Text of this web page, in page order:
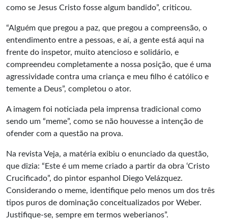
como se Jesus Cristo fosse algum bandido”, criticou.
“Alguém que pregou a paz, que pregou a compreensão, o
entendimento entre a pessoas, e aí, a gente está aqui na
frente do inspetor, muito atencioso e solidário, e
compreendeu completamente a nossa posição, que é uma
agressividade contra uma criança e meu filho é católico e
temente a Deus”, completou o ator.
A imagem foi noticiada pela imprensa tradicional como
sendo um “meme”, como se não houvesse a intenção de
ofender com a questão na prova.
Na revista Veja, a matéria exibiu o enunciado da questão,
que dizia: “Este é um meme criado a partir da obra ‘Cristo
Crucificado”, do pintor espanhol Diego Velázquez.
Considerando o meme, identifique pelo menos um dos três
tipos puros de dominação conceitualizados por Weber.
Justifique-se, sempre em termos weberianos”.